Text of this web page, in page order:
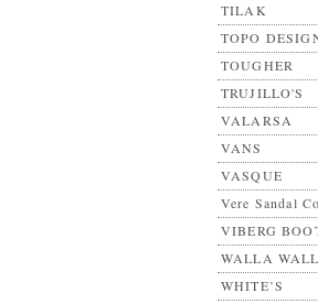
TILAK
TOPO
TOUGHER
TRUJILLO'S
VALARSA
VANS
VASQUE
Vere Sandal
VIBERG
WALLA
WHITE’S